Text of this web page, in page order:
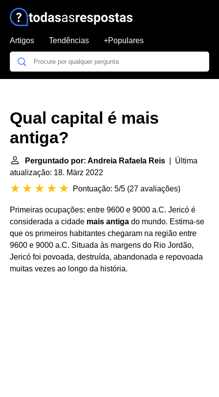
Artigos Tendências +Populares
Qual capital é mais
antiga?
Perguntado por: Andreia Rafaela Reis | Última
atualização: 18. März 2022
Pontuação: 5/5 (27 avaliações)
Primeiras ocupações: entre 9600 e 9000 a.C. Jericó é
considerada a cidade mais antiga do mundo. Estima-se
que os primeiros habitantes chegaram na região entre
9600 e 9000 a.C. Situada às margens do Rio Jordão,
Jericó foi povoada, destruída, abandonada e repovoada
muitas vezes ao longo da história.